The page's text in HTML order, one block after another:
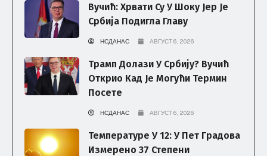
Вучић: Хрвати Су У Шоку Јер Је
Србија Подигла Главу
НСДАНАС АВГУСТ 6, 2026
Трамп Долази У Србију? Вучић
Открио Кад Је Могући Термин
Посете
НСДАНАС АВГУСТ 6, 2026
Температуре У 12: У Пет Градова
Измерено 37 Степени